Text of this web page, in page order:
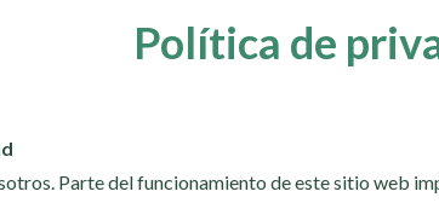
Política de
Parte del funcionamiento de este sitio web